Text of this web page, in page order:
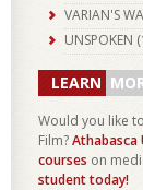
VARIAN'S
UNSPOKEN (
LEARN
Would you like
Film?Athabasca
courses on
student today!